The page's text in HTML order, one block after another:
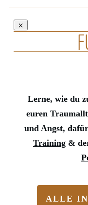
Lerne, wie du
euren
und Angst,
Training &
ALLE